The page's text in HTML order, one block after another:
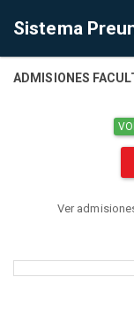
Sistema
ADMISIONES
Ver